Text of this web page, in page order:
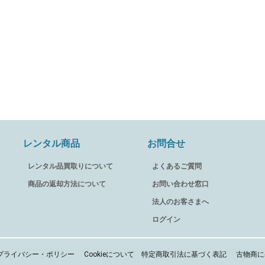
レンタル商品
レンタル品買取りについて
商品の返却方法について
お問合せ
よくあるご質問
お問い合わせ窓口
法人のお客さまへ
ログイン
ライバシー・ポリシー Cookieについて 特定商取引法に基づく表記 古物商